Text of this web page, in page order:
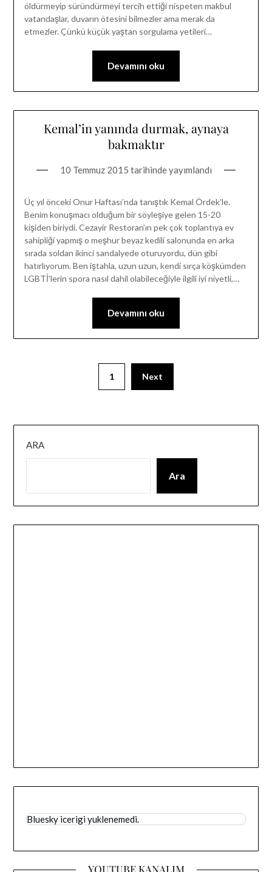
öldürmeyip süründürmeyi tercih ettiği nispeten makbul
vatandaşlar, duvarın ötesini bilmezler ama merak da
etmezler. Çünkü küçük yaştan sorgulama yetileri…
Devamını oku
Kemal’in yanında durmak, aynaya
bakmaktır
10 Temmuz 2015 tarihinde yayımlandı
Üç yıl önceki Onur Haftası’nda tanıştık Kemal Ördek’le.
Benim konuşmacı olduğum bir söyleşiye gelen 15-20
kişiden biriydi. Cezayir Restoran’ın pek çok toplantıya ev
sahipliği yapmış o meşhur beyaz kedili salonunda en arka
sırada soldan ikinci sandalyede oturuyordu, dün gibi
hatırlıyorum. Ben iştahla, uzun uzun, kendi sırça köşkümden
LGBTİ’lerin spora nasıl dahil olabileceğiyle ilgili iyi niyetli,…
Devamını oku
1 Next
ARA
Ara
Bluesky icerigi yuklenemedi.
YOUTUBE KANALIM